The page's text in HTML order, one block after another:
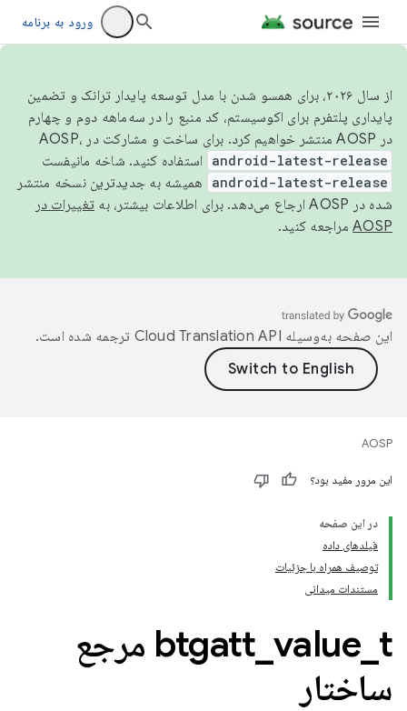
ورود به برنامه
از سال ۲۰۲۶، برای همسو شدن با مدل توسعه پایدار ترانک و تضمین
پایداری پلتفرم برای اکوسیستم، کد منبع را در سه‌ماهه دوم و چهارم
در AOSP منتشر خواهیم کرد. برای ساخت و مشارکت در AOSP،
android-latest-release استفاده کنید. شاخه مانیفست
android-latest-release
همیشه به جدیدترین نسخه منتشر
شده در AOSP ارجاع می‌دهد. برای اطلاعات بیشتر، به
تغییرات در
AOSP مراجعه کنید.
این صفحه به‌وسیله ترجمه شده است.
AOSP
این مرور مفید بود؟
در این صفحه
فیلدهای داده
توصیف همراه با جزئیات
مستندات میدانی
btgatt value
t مرجع
ساختار